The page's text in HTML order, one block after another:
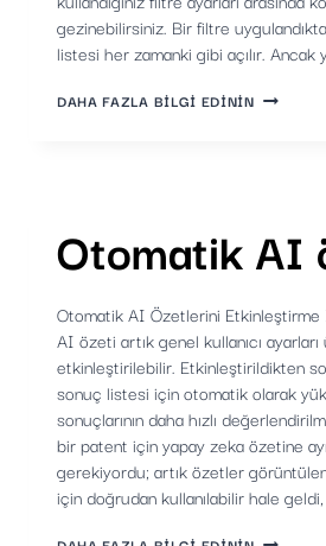
gezinebilirsiniz. Bir filtre
listesi her zamanki gibi açılır. Ancak
DAHA FAZLA BILGI EDININFILTRE:
Otomatik AI
Otomatik AI Özetlerini Etkinleştirme
AI özeti artık genel kullanıcı
etkinleştirilebilir. Etkinleştirildikten
sonuç listesi için otomatik olarak
sonuçlarının daha hızlı
bir patent için yapay zeka özetine
gerekiyordu; artık özetler
için doğrudan kullanılabilir hale
OTOMATIK